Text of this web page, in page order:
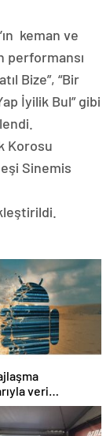
keman ve
performansı
Bize”, “Bir
İyilik Bul” gibi
Korosu
Sinemis
veri
Haber Şafak